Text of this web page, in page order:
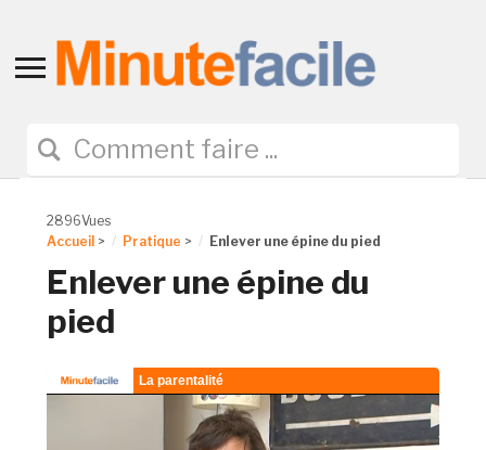
Toggle
navigation
2896Vues
Accueil > Pratique > Enlever une épine du pied
Enlever une épine du
pied